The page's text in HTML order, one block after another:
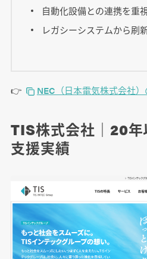
自動化設備との連携を重
レガシーシステムから刷
👉 NEC（日本電気株式会社
TIS株式会社｜20年
支援実績